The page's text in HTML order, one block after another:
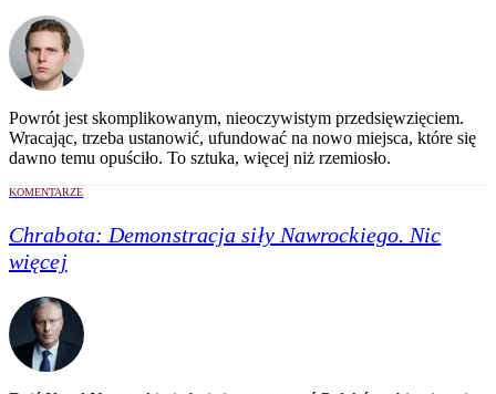
Powrót jest skomplikowanym, nieoczywistym przedsięwzięciem.
Wracając, trzeba ustanowić, ufundować na nowo miejsca, które się
dawno temu opuściło. To sztuka, więcej niż rzemiosło.
KOMENTARZE
Chrabota: Demonstracja siły Nawrockiego. Nic
więcej